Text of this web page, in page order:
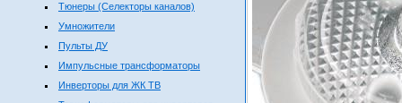
Тюнеры (Селекторы каналов)
Умножители
Пульты ДУ
Импульсные трансформаторы
Инверторы для ЖК ТВ